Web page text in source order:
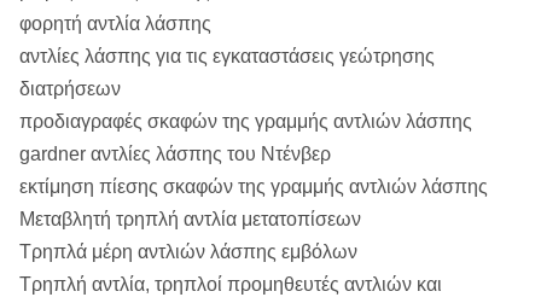
φορητή αντλία λάσπης
αντλίες λάσπης για τις εγκαταστάσεις γεώτρησης
διατρήσεων
προδιαγραφές σκαφών της γραμμής αντλιών λάσπης
gardner αντλίες λάσπης του Ντένβερ
εκτίμηση πίεσης σκαφών της γραμμής αντλιών λάσπης
Μεταβλητή τρηπλή αντλία μετατοπίσεων
Τρηπλά μέρη αντλιών λάσπης εμβόλων
Τρηπλή αντλία, τρηπλοί προμηθευτές αντλιών και